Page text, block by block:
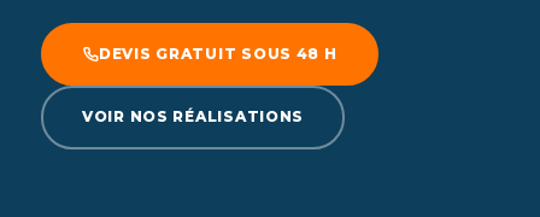
DEVIS GRATUIT SOUS 48 H
VOIR NOS RÉALISATIONS